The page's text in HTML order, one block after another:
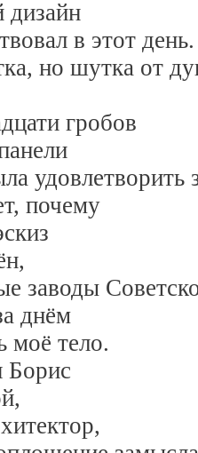
в этот день.
но шутка от
гробов
удовлетворить
почему
заводы
днём
моё тело.
Борис